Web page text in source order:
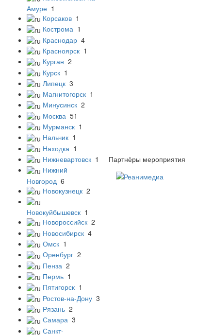
Амуре 1
Корсаков 1
Кострома 1
Краснодар 4
Красноярск 1
Курган 2
Курск 1
Липецк 3
Магнитогорск 1
Минусинск 2
Москва 51
Мурманск 1
Нальчик 1
Находка 1
Нижневартовск 1
Нижний
Новгород 6
Новокузнецк 2
Новокуйбышевск 1
Новороссийск 2
Новосибирск 4
Омск 1
Оренбург 2
Пенза 2
Пермь 1
Пятигорск 1
Ростов-на-Дону 3
Рязань 2
Самара 3
Санкт-
Партнёры мероприятия